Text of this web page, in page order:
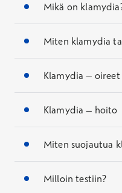
Mikä on
Miten klamydia
Klamydia – oireet
Klamydia – hoito
Miten suojautua
Milloin testiin?